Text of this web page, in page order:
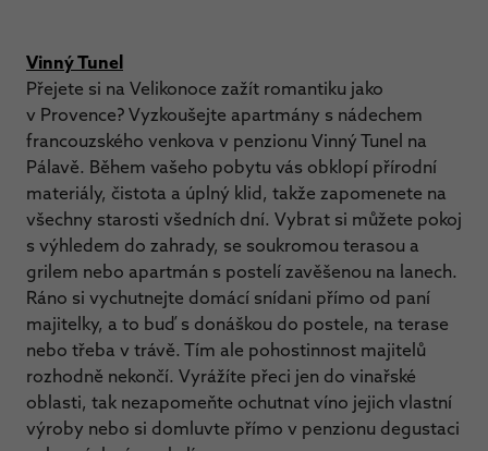
Vinný Tunel
Přejete si na Velikonoce zažít romantiku jako
v Provence? Vyzkoušejte apartmány s nádechem
francouzského venkova v penzionu Vinný Tunel na
Pálavě. Během vašeho pobytu vás obklopí přírodní
materiály, čistota a úplný klid, takže zapomenete na
všechny starosti všedních dní. Vybrat si můžete pokoj
s výhledem do zahrady, se soukromou terasou a
grilem nebo apartmán s postelí zavěšenou na lanech.
Ráno si vychutnejte domácí snídani přímo od paní
majitelky, a to buď s donáškou do postele, na terase
nebo třeba v trávě. Tím ale pohostinnost majitelů
rozhodně nekončí. Vyrážíte přeci jen do vinařské
oblasti, tak nezapomeňte ochutnat víno jejich vlastní
výroby nebo si domluvte přímo v penzionu degustaci